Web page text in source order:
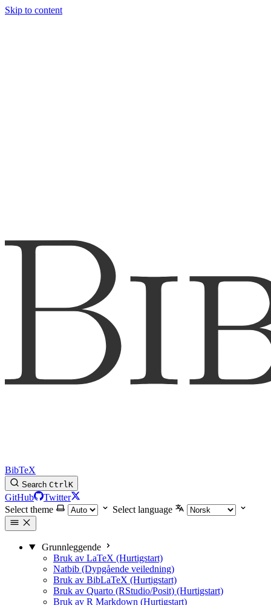
Skip to content
BibTeX
Search CtrlK
GitHub
Twitter
Select theme
Select language
Grunnleggende
Bruk av LaTeX (Hurtigstart)
Natbib (Dypgående veiledning)
Bruk av BibLaTeX (Hurtigstart)
Bruk av Quarto (RStudio/Posit) (Hurtigstart)
Bruk av R Markdown (Hurtigstart)